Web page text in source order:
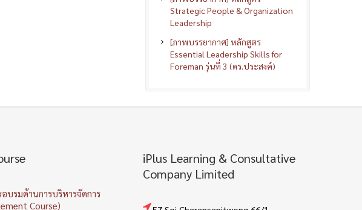
Strategic People & Organization
Leadership
[ภาพบรรยากาศ] หลักสูตร
Essential Leadership Skills for
Foreman รุ่นที่ 3 (ดร.ประสงค์)
บรมด้านการบริหารจัดการ
Course)
iPlus Learning & Consultative
Company Limited